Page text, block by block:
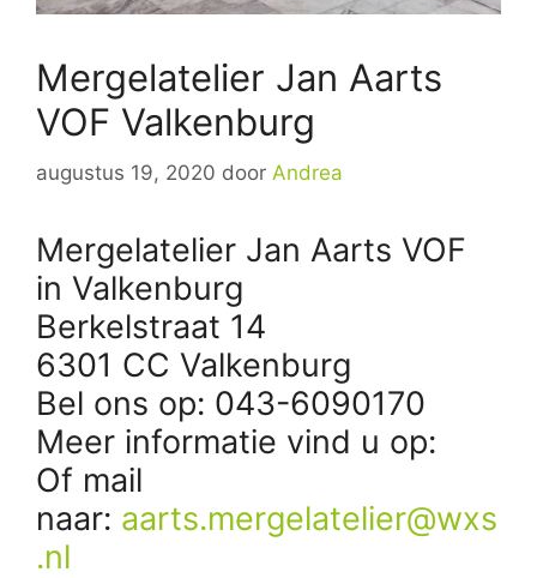
Mergelatelier Jan Aarts
VOF Valkenburg
augustus 19, 2020 door Andrea
Mergelatelier Jan Aarts VOF
in Valkenburg
Berkelstraat 14
6301 CC Valkenburg
Bel ons op: 043-6090170
Meer informatie vind u op:
Of mail
naar: aarts.mergelatelier@wxs
.nl